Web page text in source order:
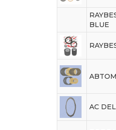
BLUE
AC